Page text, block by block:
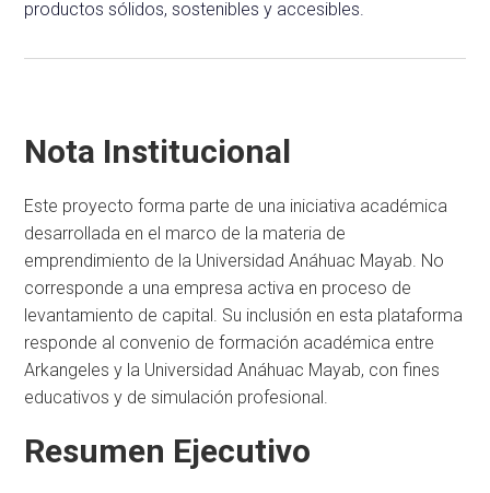
productos sólidos, sostenibles y accesibles.
Nota Institucional
Este proyecto forma parte de una iniciativa académica
desarrollada en el marco de la materia de
emprendimiento de la Universidad Anáhuac Mayab. No
corresponde a una empresa activa en proceso de
levantamiento de capital. Su inclusión en esta plataforma
responde al convenio de formación académica entre
Arkangeles y la Universidad Anáhuac Mayab, con fines
educativos y de simulación profesional.
Resumen Ejecutivo